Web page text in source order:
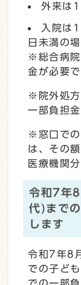
外来は
入院は
日未満の
※総合病院
金が必要で
※院外処方
一部負担
※窓口で
は、その
医療機関
令和7年
代)まで
します
令和7年8
での子ど
での一部